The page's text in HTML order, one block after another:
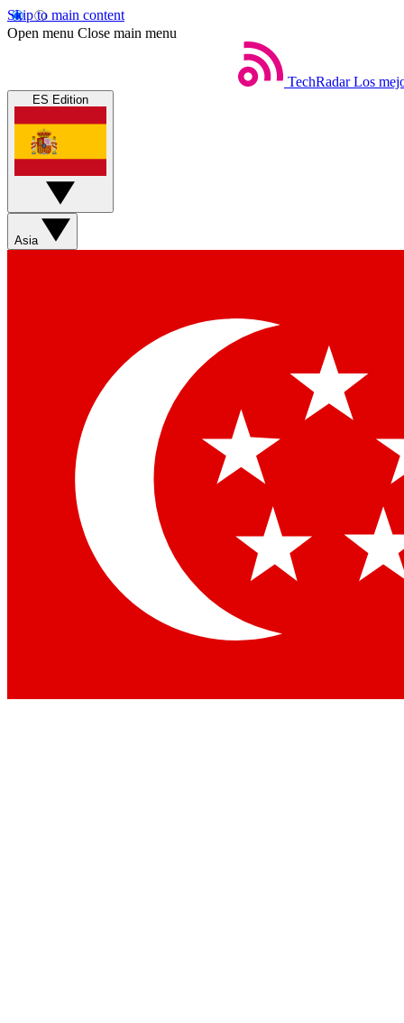
Skip to main content
Open menu Close main menu
TechRadar Los
ES Edition
Asia